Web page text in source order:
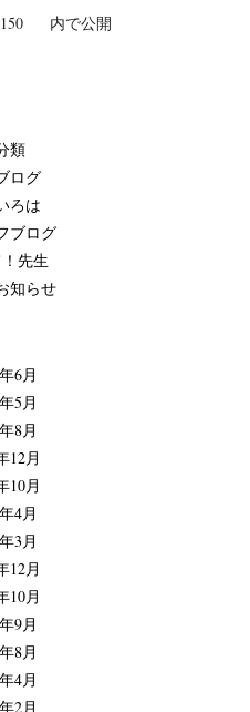
内で公開
類
ログ
ろは
ブログ
先生
知らせ
6月
5月
8月
12月
10月
4月
3月
12月
10月
9月
8月
4月
2月